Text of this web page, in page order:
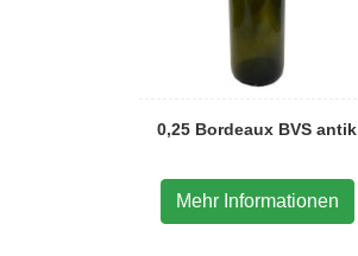
0,25 Bordeaux BVS antik
Mehr Informationen